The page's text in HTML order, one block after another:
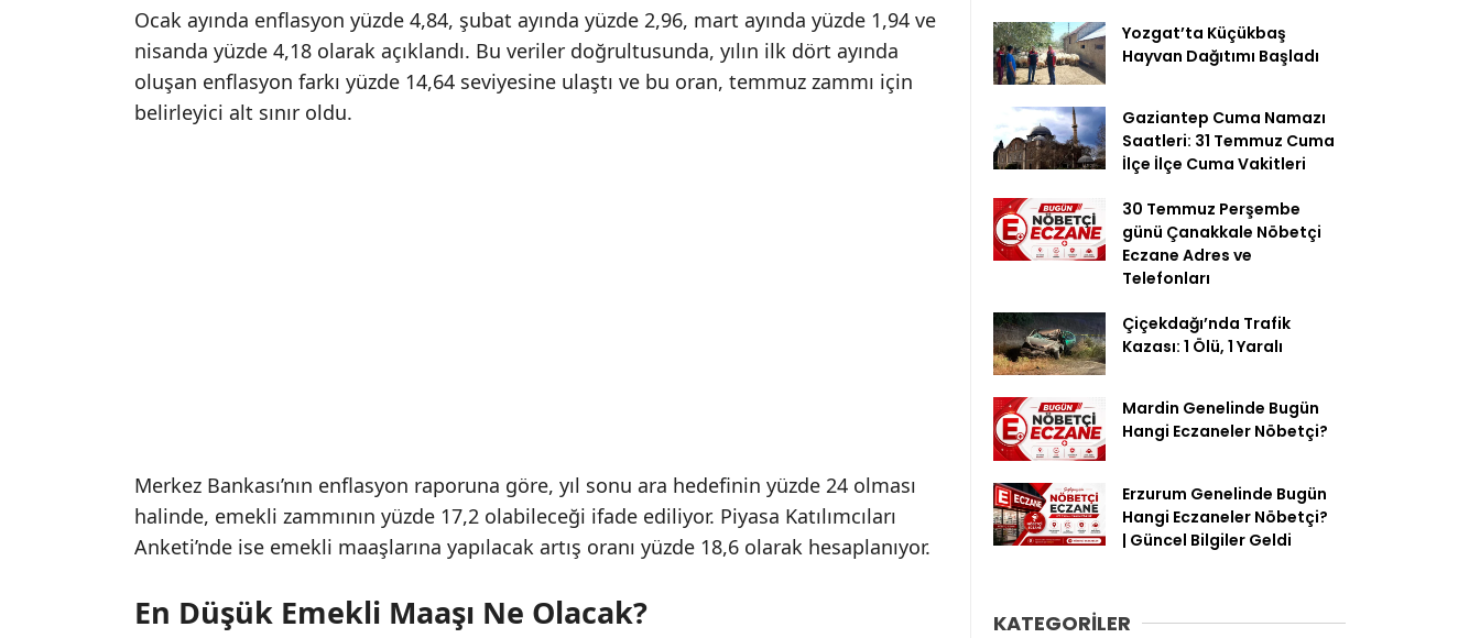
Ocak ayında enflasyon yüzde 4,84, şubat ayında yüzde 2,96, mart ayında yüzde 1,94 ve
nisanda yüzde 4,18 olarak açıklandı. Bu veriler doğrultusunda, yılın ilk dört ayında
oluşan enflasyon farkı yüzde 14,64 seviyesine ulaştı ve bu oran, temmuz zammı için
belirleyici alt sınır oldu.
Merkez Bankası’nın enflasyon raporuna göre, yıl sonu ara hedefinin yüzde 24 olması
halinde, emekli zammının yüzde 17,2 olabileceği ifade ediliyor. Piyasa Katılımcıları
Anketi’nde ise emekli maaşlarına yapılacak artış oranı yüzde 18,6 olarak hesaplanıyor.
En Düşük Emekli Maaşı Ne Olacak?
Yozgat’ta Küçükbaş
Hayvan Dağıtımı Başladı
Gaziantep Cuma Namazı
Saatleri: 31 Temmuz Cuma
İlçe İlçe Cuma Vakitleri
30 Temmuz Perşembe
günü Çanakkale Nöbetçi
Eczane Adres ve
Telefonları
Çiçekdağı’nda Trafik
Kazası: 1 Ölü, 1 Yaralı
Mardin Genelinde Bugün
Hangi Eczaneler Nöbetçi?
Erzurum Genelinde Bugün
Hangi Eczaneler Nöbetçi?
| Güncel Bilgiler Geldi
KATEGORİLER